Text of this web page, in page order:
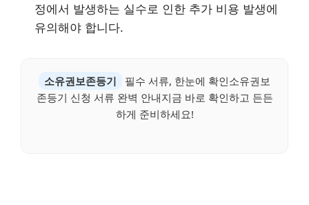
정에서 발생하는 실수로 인한 추가 비용 발생에
유의해야 합니다.
소유권보존등기
필수 서류, 한눈에 확인소유권보
존등기 신청 서류 완벽 안내지금 바로 확인하고 든든
하게 준비하세요!